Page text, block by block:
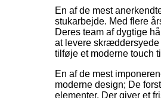
En af de mest
stukarbejde. Med flere
Deres team af dygtige
at levere skræddersyede
tilføje et moderne touch
En af de mest
moderne design; De
elementer. Der giver et